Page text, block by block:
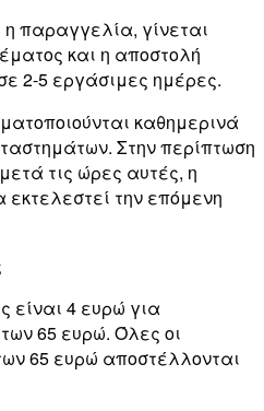
παραγγελία, γίνεται
και η αποστολή
2-5 εργάσιμες ημέρες.
καθημερινά
Στην περίπτωση
τις ώρες αυτές, η
την επόμενη
είναι 4 ευρώ για
65 ευρώ. Όλες οι
65 ευρώ αποστέλλονται